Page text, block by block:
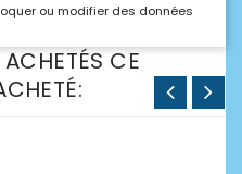
ou modifier des données
CE